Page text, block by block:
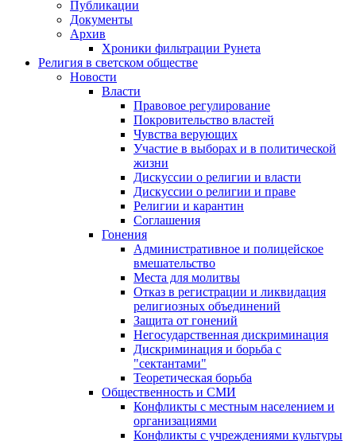
Публикации
Документы
Архив
Хроники фильтрации Рунета
Религия в светском обществе
Новости
Власти
Правовое регулирование
Покровительство властей
Чувства верующих
Участие в выборах и в политической
жизни
Дискуссии о религии и власти
Дискуссии о религии и праве
Религии и карантин
Соглашения
Гонения
Административное и полицейское
вмешательство
Места для молитвы
Отказ в регистрации и ликвидация
религиозных объединений
Защита от гонений
Негосударственная дискриминация
Дискриминация и борьба с
"сектантами"
Теоретическая борьба
Общественность и СМИ
Конфликты с местным населением и
организациями
Конфликты с учреждениями культуры